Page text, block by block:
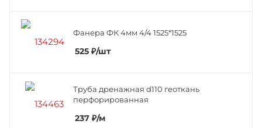
Фанера ФК 4мм 4/4 1525*1525
525 ₽/шт
Труба дренажная d110 геоткань
перфорированная
237 ₽/м